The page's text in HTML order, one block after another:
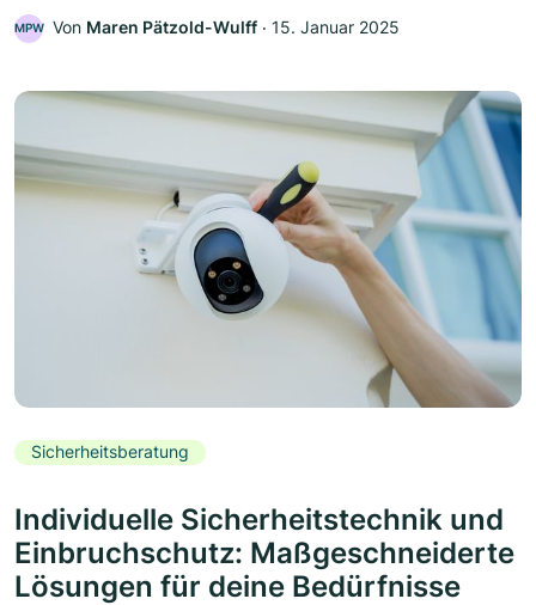
MPW Von Maren Pätzold-Wulff ‧ 15. Januar 2025
Sicherheitsberatung
Individuelle Sicherheitstechnik und
Einbruchschutz: Maßgeschneiderte
Lösungen für deine Bedürfnisse